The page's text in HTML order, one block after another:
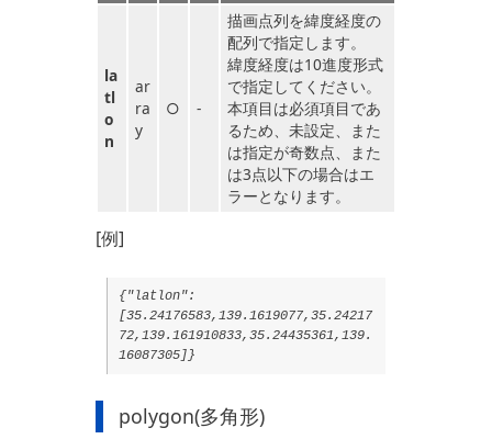
la
tl
o
n
ar
ra
y
○ -
描画点列を緯度経度の
配列で指定します。
緯度経度は10進度形式
で指定してください。
本項目は必須項目であ
るため、未設定、また
は指定が奇数点、また
は3点以下の場合はエ
ラーとなります。
[例]
{"latlon":
[35.24176583,139.1619077,35.24217
72,139.161910833,35.24435361,139.
16087305]}
polygon(多角形)